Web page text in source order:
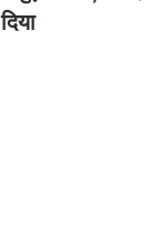
दिया